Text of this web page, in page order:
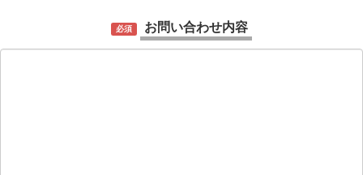
必須 お問い合わせ内容